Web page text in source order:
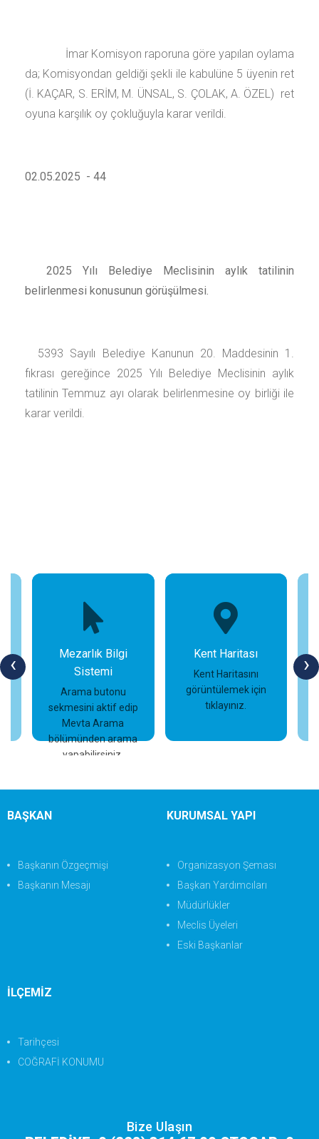
İmar Komisyon raporuna göre yapılan oylama
da; Komisyondan geldiği şekli ile kabulüne 5 üyenin ret
(İ. KAÇAR, S. ERİM, M. ÜNSAL, S. ÇOLAK, A. ÖZEL) ret
oyuna karşılık oy çokluğuyla karar verildi.
02.05.2025 - 44
2025 Yılı Belediye Meclisinin aylık tatilinin
belirlenmesi konusunun görüşülmesi.
5393 Sayılı Belediye Kanunun 20. Maddesinin 1.
fıkrası gereğince 2025 Yılı Belediye Meclisinin aylık
tatilinin Temmuz ayı olarak belirlenmesine oy birliği ile
karar verildi.
‹ ›
Mezarlık Bilgi
Sistemi
Arama butonu
sekmesini aktif edip
Mevta Arama
bölümünden arama
yapabilirsiniz.
İncele
Kent Haritası
Kent Haritasını
görüntülemek için
tıklayınız.
BAŞKAN
Başkanın Özgeçmişi
Başkanın Mesajı
KURUMSAL YAPI
Organizasyon Şeması
Başkan Yardımcıları
Müdürlükler
Meclis Üyeleri
Eski Başkanlar
İLÇEMİZ
Tarihçesi
COĞRAFİ KONUMU
Bize Ulaşın